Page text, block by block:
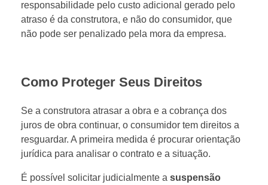
responsabilidade pelo custo adicional gerado pelo
atraso é da construtora, e não do consumidor, que
não pode ser penalizado pela mora da empresa.
Como Proteger Seus Direitos
Se a construtora atrasar a obra e a cobrança dos
juros de obra continuar, o consumidor tem direitos a
resguardar. A primeira medida é procurar orientação
jurídica para analisar o contrato e a situação.
É possível solicitar judicialmente a suspensão